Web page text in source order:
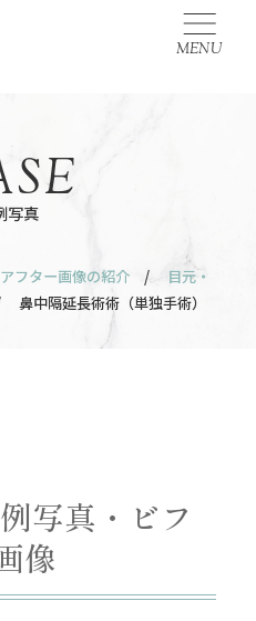
MENU
写真
フター画像の紹介 /
目元・
鼻中隔延長術術（単独手術）
写真・ビフ
像